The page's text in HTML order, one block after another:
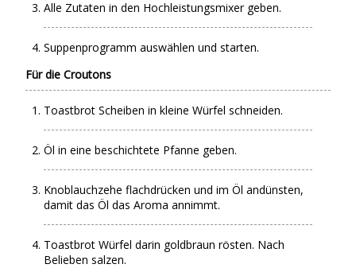
Alle Zutaten in den Hochleistungsmixer geben.
Suppenprogramm auswählen und starten.
Für die Croutons
Toastbrot Scheiben in kleine Würfel schneiden.
Öl in eine beschichtete Pfanne geben.
Knoblauchzehe flachdrücken und im Öl andünsten,
damit das Öl das Aroma annimmt.
Toastbrot Würfel darin goldbraun rösten. Nach
Belieben salzen.